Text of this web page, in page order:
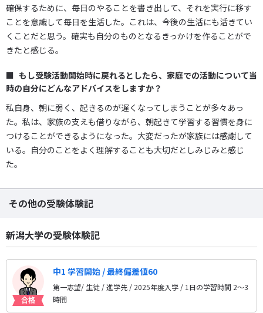
確保するために、毎日のやることを書き出して、それを実行に移す
ことを意識して毎日を生活した。これは、今後の生活にも活きてい
くことだと思う。確実も自分のものとなるきっかけを作ることがで
きたと感じる。
もし受験活動開始時に戻れるとしたら、家庭での活動について当
時の自分にどんなアドバイスをしますか？
私自身、朝に弱く、起きるのが遅くなってしまうことが多々あっ
た。私は、家族の支えも借りながら、朝起きて学習する習慣を身に
つけることができるようになった。大変だったが家族には感謝して
いる。自分のことをよく理解することも大切だとしみじみと感じ
た。
その他の受験体験記
新潟大学の受験体験記
中1 学習開始 / 最終偏差値60
第一志望/ 生徒 / 進学先/ 2025年度入学 / 1日の学習時間 2〜3
時間